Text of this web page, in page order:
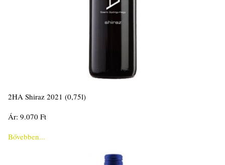
2HA Shiraz 2021 (0,75l)
Ár: 9.070 Ft
Bővebben...